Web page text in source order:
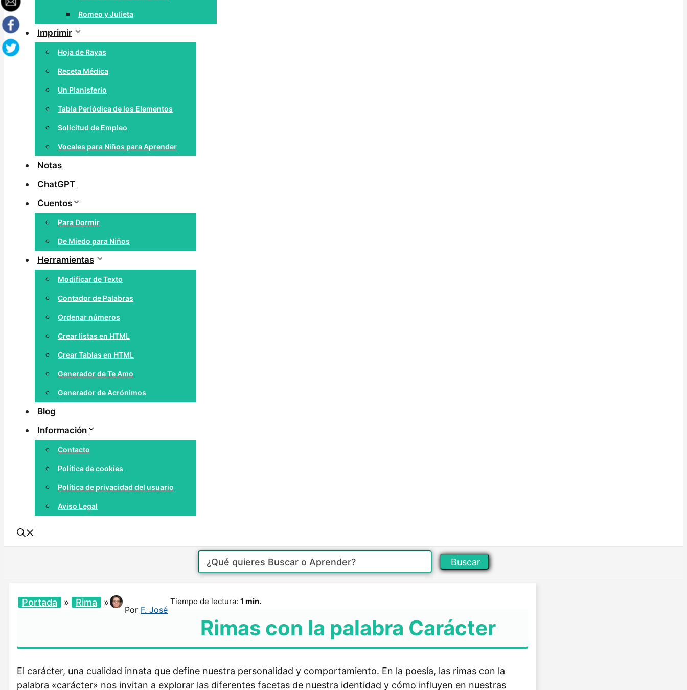
Romeo y Julieta
Imprimir
Hoja de Rayas
Receta Médica
Un Planisferio
Tabla Periódica de los Elementos
Solicitud de Empleo
Vocales para Niños para Aprender
Notas
ChatGPT
Cuentos
Para Dormir
De Miedo para Niños
Herramientas
Modificar de Texto
Contador de Palabras
Ordenar números
Crear listas en HTML
Crear Tablas en HTML
Generador de Te Amo
Generador de Acrónimos
Blog
Información
Contacto
Política de cookies
Política de privacidad del usuario
Aviso Legal
Buscar
Portada » Rima »
Por F. José
Tiempo de lectura: 1 min.
Rimas con la palabra Carácter
El carácter, una cualidad innata que define nuestra personalidad y comportamiento. En la poesía, las rimas con la
palabra «carácter» nos invitan a explorar las diferentes facetas de nuestra identidad y cómo influyen en nuestras